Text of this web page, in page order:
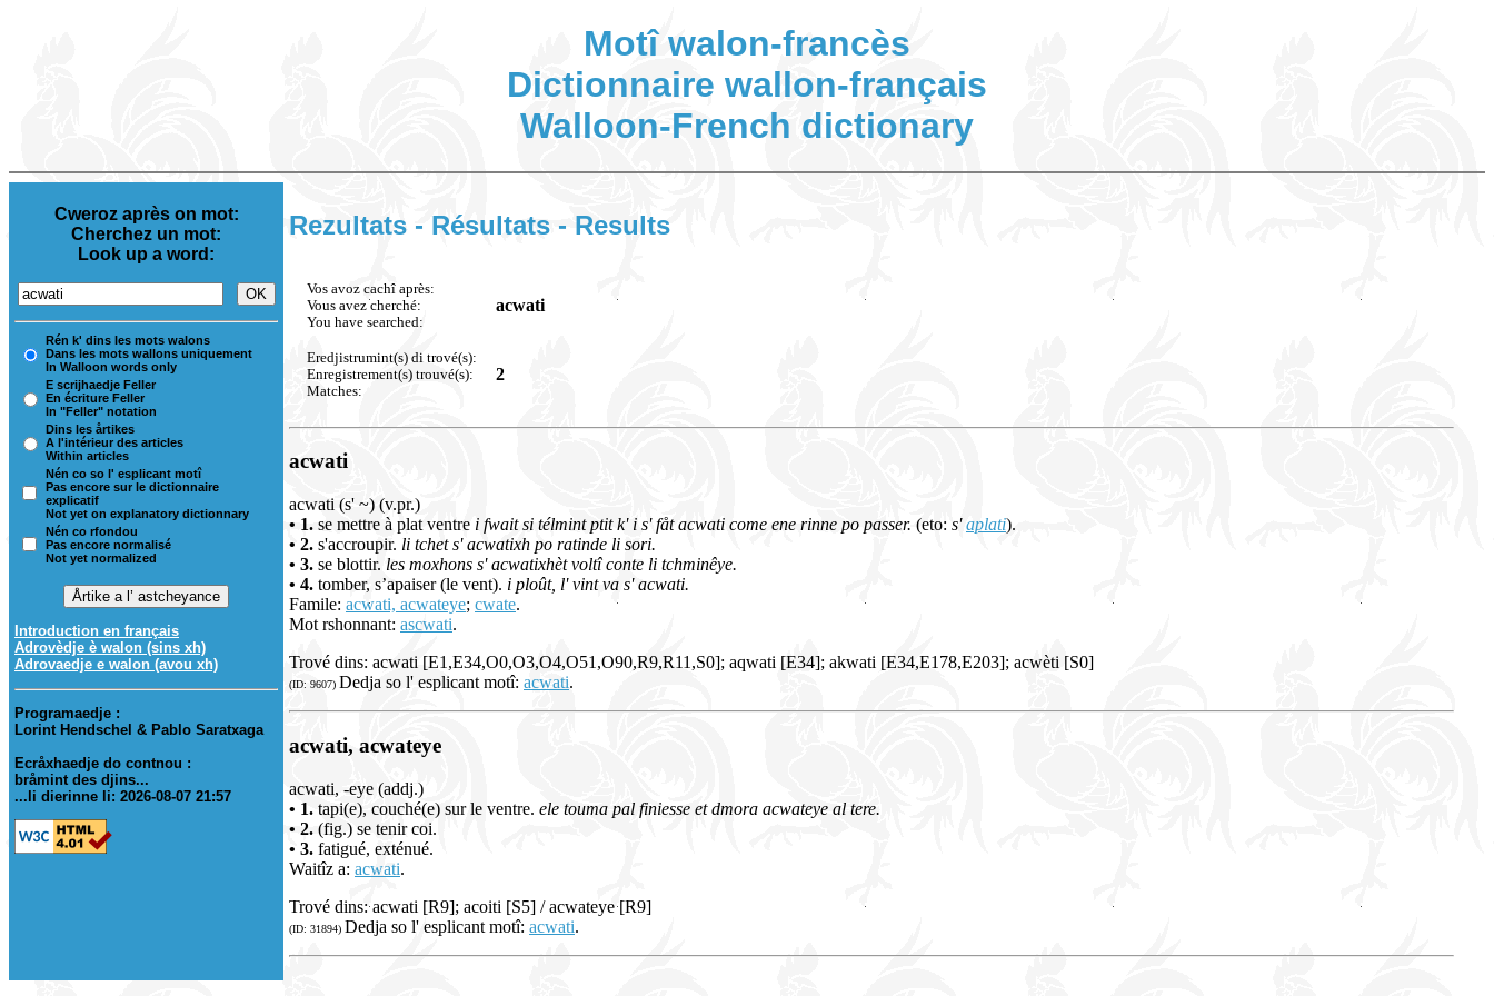
Motî walon-francès
Dictionnaire wallon-français
Walloon-French dictionary
Cweroz après on mot:
Cherchez un mot:
Look up a word:
Rén k' dins les mots walons
Dans les mots wallons uniquement
In Walloon words only
E scrijhaedje Feller
En écriture Feller
In "Feller" notation
Dins les årtikes
A l'intérieur des articles
Within articles
Nén co so l' esplicant motî
Pas encore sur le dictionnaire
explicatif
Not yet on explanatory dictionnary
Nén co rfondou
Pas encore normalisé
Not yet normalized
Introduction en français
Adrovèdje è walon (sins xh)
Adrovaedje e walon (avou xh)
Programaedje :
Lorint Hendschel & Pablo Saratxaga
Ecråxhaedje do contnou :
bråmint des djins...
...li dierinne li: 2026-08-07 21:57
Rezultats - Résultats - Results
Vos avoz cachî après:
Vous avez cherché:
You have searched:
acwati
Eredjistrumint(s) di trové(s):
Enregistrement(s) trouvé(s):
Matches:
2
acwati
acwati (s' ~) (v.pr.)
• 1. se mettre à plat ventre i fwait si télmint ptit k' i s' fåt acwati come ene rinne po passer. (eto: s'aplati).
• 2. s'accroupir. li tchet s' acwatixh po ratinde li sori.
• 3. se blottir. les moxhons s' acwatixhèt voltî conte li tchminêye.
• 4. tomber, s’apaiser (le vent). i ploût, l' vint va s' acwati.
Famile: acwati, acwateye; cwate.
Mot rshonnant: ascwati.
Trové dins: acwati [E1,E34,O0,O3,O4,O51,O90,R9,R11,S0]; aqwati [E34]; akwati [E34,E178,E203]; acwèti [S0]
(ID: 9607) Dedja so l' esplicant motî: acwati.
acwati, acwateye
acwati, -eye (addj.)
• 1. tapi(e), couché(e) sur le ventre. ele touma pal finiesse et dmora acwateye al tere.
• 2. (fig.) se tenir coi.
• 3. fatigué, exténué.
Waitîz a: acwati.
Trové dins: acwati [R9]; acoiti [S5] / acwateye [R9]
(ID: 31894) Dedja so l' esplicant motî: acwati.